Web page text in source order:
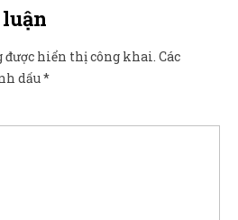
được hiển thị công khai. Các
dấu*